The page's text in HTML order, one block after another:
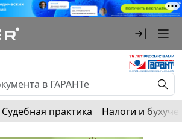
Судебная практика Налоги и